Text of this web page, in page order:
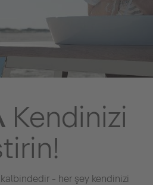
Kendinizi
kalbindedir - her şey kendinizi